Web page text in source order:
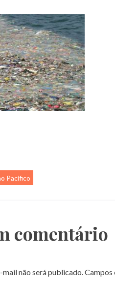
Pacífico
comentário
mail não será publicado.Campos